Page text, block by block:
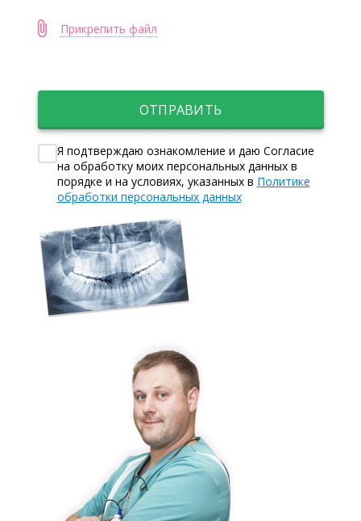
Прикрепить файл
ОТПРАВИТЬ
Я подтверждаю ознакомление и даю Согласие
на обработку моих персональных данных в
порядке и на условиях, указанных в Политике
обработки персональных данных